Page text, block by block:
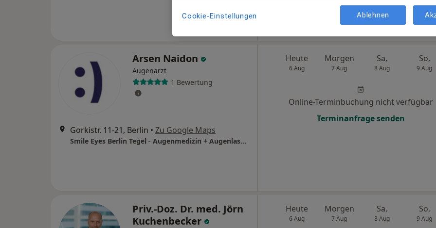
Arsen Naidon
Augenarzt
1 Bewertung
Gorkistr. 11-21, Berlin • Zu Google Maps
Smile Eyes Berlin Tegel - Augenmedizin + Augenlasern Berlin
Heute
6 Aug
Morgen
7 Aug
Sa,
8 Aug
So,
9 Aug
Online-Terminbuchung nicht verfügbar
Terminanfrage senden
Priv.-Doz. Dr. med. Jörn
Kuchenbecker
Heute
6 Aug
Morgen
7 Aug
Sa,
8 Aug
So,
9 Aug
Cookie-Einstellungen Ablehnen